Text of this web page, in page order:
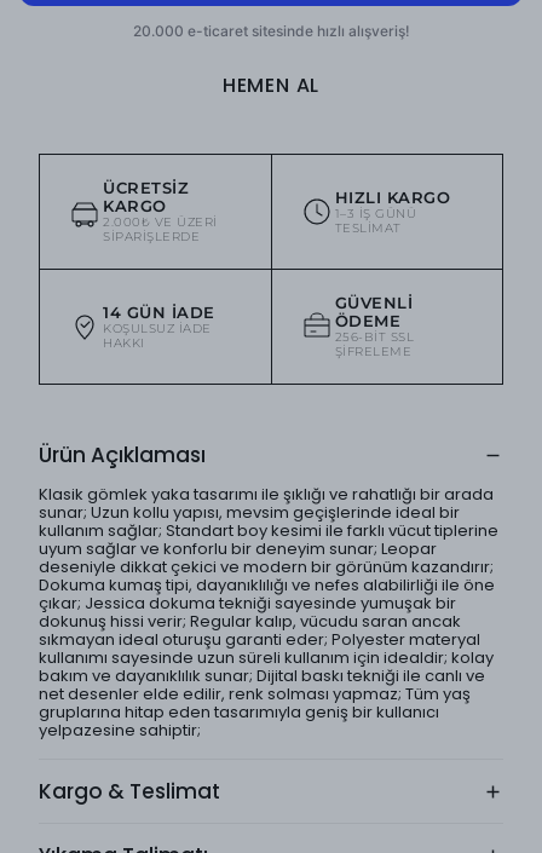
HEMEN AL
ÜCRETSIZ
KARGO
2.000₺ VE ÜZERI
SIPARIŞLERDE
HIZLI KARGO
1–3 IŞ GÜNÜ
TESLIMAT
14 GÜN İADE
KOŞULSUZ IADE
HAKKI
GÜVENLI
ÖDEME
256-BIT SSL
ŞIFRELEME
Ürün Açıklaması
Klasik gömlek yaka tasarımı ile şıklığı ve rahatlığı bir arada
sunar; Uzun kollu yapısı, mevsim geçişlerinde ideal bir
kullanım sağlar; Standart boy kesimi ile farklı vücut tiplerine
uyum sağlar ve konforlu bir deneyim sunar; Leopar
deseniyle dikkat çekici ve modern bir görünüm kazandırır;
Dokuma kumaş tipi, dayanıklılığı ve nefes alabilirliği ile öne
çıkar; Jessica dokuma tekniği sayesinde yumuşak bir
dokunuş hissi verir; Regular kalıp, vücudu saran ancak
sıkmayan ideal oturuşu garanti eder; Polyester materyal
kullanımı sayesinde uzun süreli kullanım için idealdir; kolay
bakım ve dayanıklılık sunar; Dijital baskı tekniği ile canlı ve
net desenler elde edilir, renk solması yapmaz; Tüm yaş
gruplarına hitap eden tasarımıyla geniş bir kullanıcı
yelpazesine sahiptir;
Kargo & Teslimat